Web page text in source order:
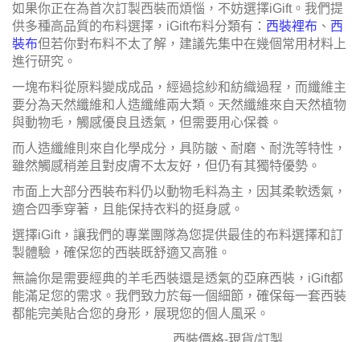
如果你正在為首次訂製西裝而煩惱，不妨選擇iGift。我們提
供多種高品質的布料選擇，iGift布料分類有： 西裝裡布 、 西
裝布但若你對布料不太了解，建議先集中在幾個常用材料上
進行研究。
一塊布料從原料變成成品，經過捻紗和紡織過程，而纖維主
要分為天然纖維和人造纖維兩大類。天然纖維來自天然植物
與動物毛，觸感優良且透氣，但需要用心保養。
而人造纖維則來自化學成分，具防皺、耐磨、耐洗等特性，
雖然觸感稍差且對皮膚不太友好，但仍有其獨特優勢。
市面上大部分西裝布料仍以動物毛料為主，因其柔軟透氣，
適合四季穿著，且能保持衣料的挺身感。
選擇iGift，讓我們的專業團隊為您提供最佳的布料選擇和訂
製體驗，確保您的西裝既舒適又高雅。
無論你是需要經典的羊毛西裝還是透氣的亞麻西裝，iGift都
能滿足您的需求。我們致力於每一個細節，確保每一套西裝
都能完美貼合您的身形，展現您的個人風采。
西裝價格-現貨/訂製